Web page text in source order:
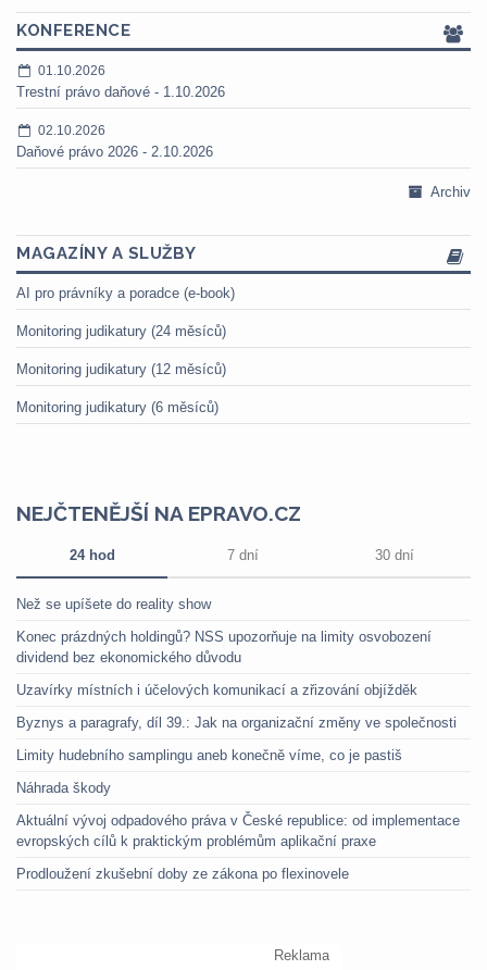
KONFERENCE
01.10.2026
Trestní právo daňové - 1.10.2026
02.10.2026
Daňové právo 2026 - 2.10.2026
Archiv
MAGAZÍNY A SLUŽBY
AI pro právníky a poradce (e-book)
Monitoring judikatury (24 měsíců)
Monitoring judikatury (12 měsíců)
Monitoring judikatury (6 měsíců)
NEJČTENĚJŠÍ NA EPRAVO.CZ
24 hod 7 dní 30 dní
Než se upíšete do reality show
Konec prázdných holdingů? NSS upozorňuje na limity osvobození
dividend bez ekonomického důvodu
Uzavírky místních i účelových komunikací a zřizování objížděk
Byznys a paragrafy, díl 39.: Jak na organizační změny ve společnosti
Limity hudebního samplingu aneb konečně víme, co je pastiš
Náhrada škody
Aktuální vývoj odpadového práva v České republice: od implementace
evropských cílů k praktickým problémům aplikační praxe
Prodloužení zkušební doby ze zákona po flexinovele